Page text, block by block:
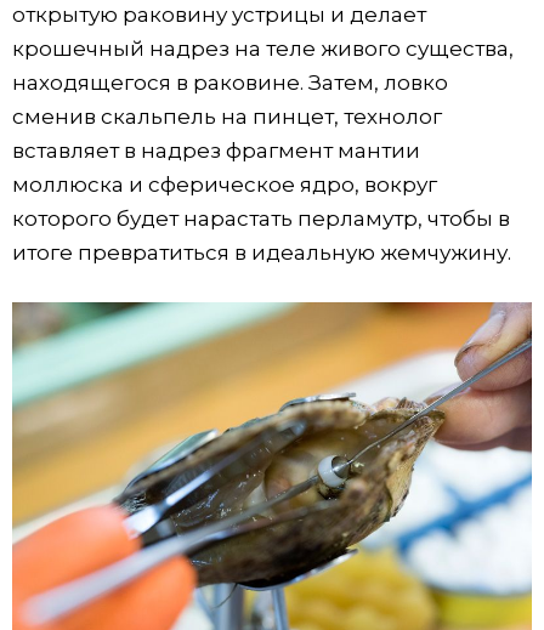
открытую раковину устрицы и делает
крошечный надрез на теле живого существа,
находящегося в раковине. Затем, ловко
сменив скальпель на пинцет, технолог
вставляет в надрез фрагмент мантии
моллюска и сферическое ядро, вокруг
которого будет нарастать перламутр, чтобы в
итоге превратиться в идеальную жемчужину.